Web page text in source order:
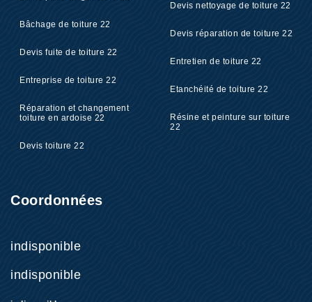
Bâchage de toiture 22
Devis fuite de toiture 22
Entreprise de toiture 22
Réparation et changement
toiture en ardoise 22
Devis toiture 22
Devis nettoyage de toiture 22
Devis réparation de toiture 22
Entretien de toiture 22
Etanchéité de toiture 22
Résine et peinture sur toiture
22
Coordonnées
indisponible
indisponible